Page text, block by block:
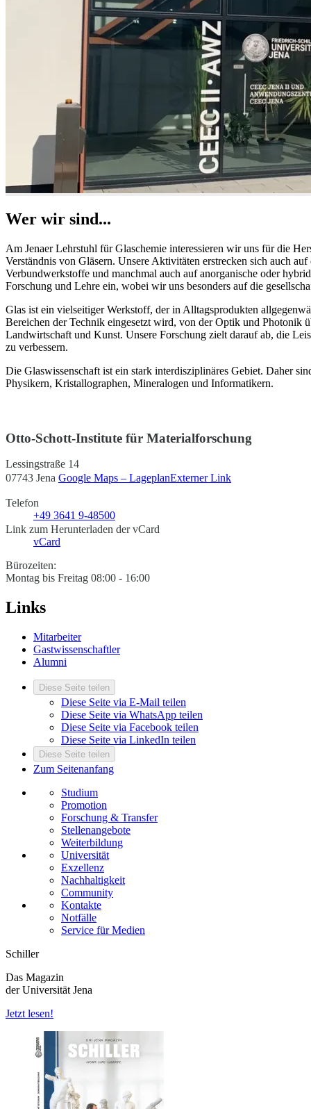
Wer wir sind...
Am Jenaer Lehrstuhl für Glaschemie interessieren wir uns für die
Verständnis von Gläsern. Unsere Aktivitäten erstrecken sich auch
Verbundwerkstoffe und manchmal auch auf anorganische oder
Forschung und Lehre ein, wobei wir uns besonders auf die
Glas ist ein vielseitiger Werkstoff, der in Alltagsprodukten
Bereichen der Technik eingesetzt wird, von der Optik und Photonik
Landwirtschaft und Kunst. Unsere Forschung zielt darauf ab, die
zu verbessern.
Die Glaswissenschaft ist ein stark interdisziplinäres Gebiet. Daher
Physikern, Kristallographen, Mineralogen und Informatikern.
Otto-Schott-Institute für Materialforschung
Lessingstraße 14
07743 Jena Google Maps – LageplanExterner Link
Telefon
+49 3641 9-48500
Link zum Herunterladen der vCard
vCard
Bürozeiten:
Montag bis Freitag 08:00 - 16:00
Links
Mitarbeiter
Gastwissenschaftler
Alumni
Diese Seite teilen
Diese Seite via E-Mail teilen
Diese Seite via WhatsApp teilen
Diese Seite via Facebook teilen
Diese Seite via LinkedIn teilen
Diese Seite teilen
Zum Seitenanfang
Studium
Promotion
Forschung & Transfer
Stellenangebote
Weiterbildung
Universität
Exzellenz
Nachhaltigkeit
Community
Kontakte
Notfälle
Service für Medien
Schiller
Das Magazin
der Universität Jena
Jetzt lesen!